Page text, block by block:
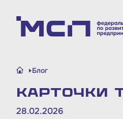
бизнесу
Банкам и
Поиск по
Блог
Карточки
28.02.2026